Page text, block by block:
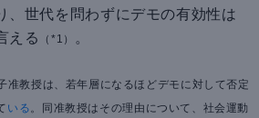
、世代を問わずにデモの有効性は
える
（*1） 。
准教授は、若年層になるほどデモに対して否定
いる。同准教授はその理由について、社会運動